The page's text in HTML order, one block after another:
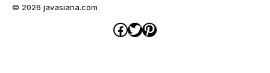
© 2026 javasiana.com
Facebook
Twitter
Pinterest